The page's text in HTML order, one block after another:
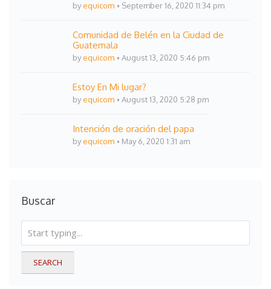
byequicom September 16, 2020 11:34 pm
Comunidad de Belén en la Ciudad de
Guatemala
byequicom August 13, 2020 5:46 pm
Estoy En Mi lugar?
byequicom August 13, 2020 5:28 pm
Intención de oración del papa
byequicom May 6, 2020 1:31 am
Buscar
SEARCH